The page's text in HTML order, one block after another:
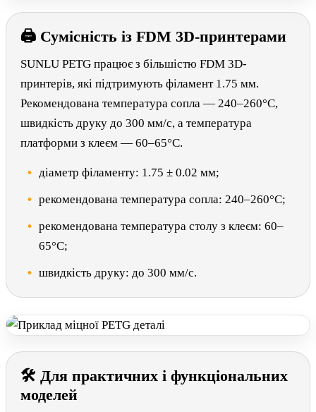
🖨 Сумісність із FDM 3D-принтерами
SUNLU PETG працює з більшістю FDM 3D-
принтерів, які підтримують філамент 1.75 мм.
Рекомендована температура сопла — 240–260°C,
швидкість друку до 300 мм/с, а температура
платформи з клеєм — 60–65°C.
діаметр філаменту: 1.75 ± 0.02 мм;
рекомендована температура сопла: 240–260°C;
рекомендована температура столу з клеєм: 60–
65°C;
швидкість друку: до 300 мм/с.
🛠 Для практичних і функціональних
моделей